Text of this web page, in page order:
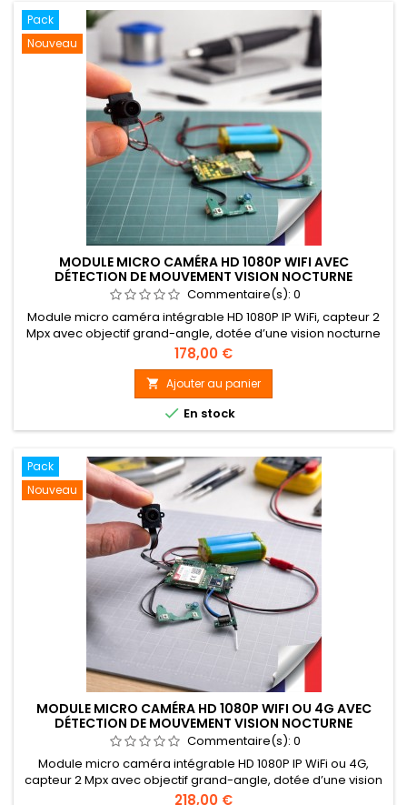
Pack
Nouveau
MODULE MICRO CAMÉRA HD 1080P WIFI AVEC
DÉTECTION DE MOUVEMENT VISION NOCTURNE
INFRAROUGE INVISIBLE 128 GO
Commentaire(s): 0
Module micro caméra intégrable HD 1080P IP WiFi, capteur 2
Mpx avec objectif grand-angle, dotée d’une vision nocturne
infrarouge invisible 940 nm. Enregistrement sur détection de
mouvement ou en continu sur carte microSD (128 Go fournie).
Accès à distance via smartphone et tablette iOS
(iPhone/iPad) et Android, avec alertes par notification push
en cas de...
Prix
178,00 €
 Ajouter au panier
 En stock
Pack
Nouveau
MODULE MICRO CAMÉRA HD 1080P WIFI OU 4G AVEC
DÉTECTION DE MOUVEMENT VISION NOCTURNE
INFRAROUGE INVISIBLE 128 GO
Commentaire(s): 0
Module micro caméra intégrable HD 1080P IP WiFi ou 4G,
capteur 2 Mpx avec objectif grand-angle, dotée d’une vision
nocturne infrarouge invisible 940 nm. Enregistrement sur
Prix
218,00 €